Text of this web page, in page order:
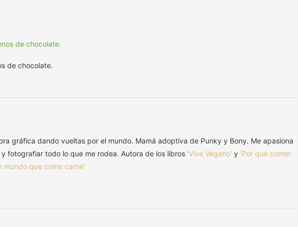
de chocolate.
gráfica dando vueltas por el mundo. Mamá adoptiva de Punky y Bony. Me apasiona
y fotografiar todo lo que me rodea. Autora de los libros 'Vive Vegano' y 'Por qué comer
mundo que come carne'